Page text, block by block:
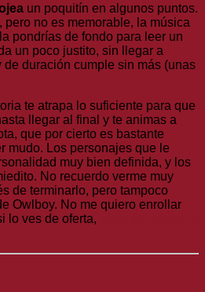
un poquitín en algunos puntos.
pero no es memorable, la música
pondrías de fondo para leer un
un poco justito, sin llegar a
duración cumple sin más (unas
te atrapa lo suficiente para que
llegar al final y te animas a
que por cierto es bastante
mudo. Los personajes que le
muy bien definida, y los
No recuerdo verme muy
de terminarlo, pero tampoco
Owlboy. No me quiero enrollar
lo ves de oferta,